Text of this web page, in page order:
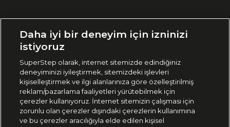
🇹🇷 Türkiye
444 37 36
Uygulamadan Takip Edin
Daha iyi bir deneyim için izninizi
istiyoruz
SuperStep olarak, internet sitemizde edindiğiniz
deneyiminizi iyileştirmek, sitemizdeki işlevleri
kişiselleştirmek ve ilgi alanlarınıza göre özelleştirilmiş
reklam/pazarlama faaliyetleri yürütebilmek için
çerezler kullanıyoruz. İnternet sitemizin çalışması için
zorunlu olan çerezler dışındaki çerezlerin kullanımına
ve bu çerezler aracılığıyla elde edilen kişisel